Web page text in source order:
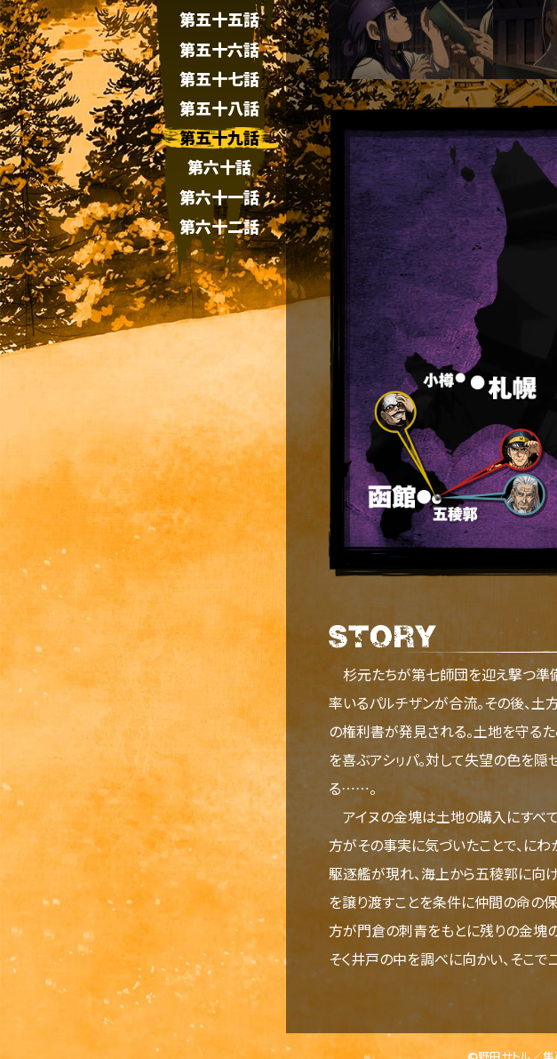
杉元たちが第七師団を迎え撃つ準
率いるパルチザンが合流。その後、
の権利書が発見される。土地を守る
を喜ぶアシㇼパ。対して失望の色を
る……。
アイヌの金塊は土地の購入にすべ
方がその事実に気づいたことで、に
駆逐艦が現れ、海上から五稜郭に向
を譲り渡すことを条件に仲間の命の
方が門倉の刺青をもとに残りの金塊
そく井戸の中を調べに向かい、そこ
第五十五話
第五十六話
第五十七話
第五十八話
第五十九話
第六十話
第六十一話
第六十二話